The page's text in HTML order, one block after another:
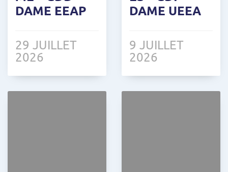
DAME EEAP
29 JUILLET
2026
DAME UEEA
9 JUILLET
2026